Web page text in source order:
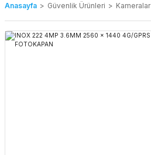
Anasayfa Güvenlik Ürünleri Kameralar